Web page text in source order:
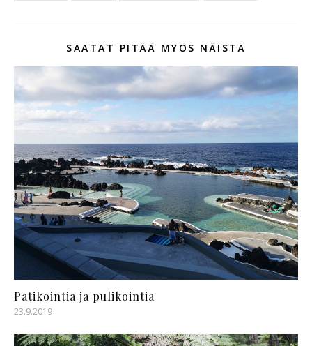
SAATAT PITÄÄ MYÖS NÄISTÄ
Patikointia ja pulikointia
23.9.2019